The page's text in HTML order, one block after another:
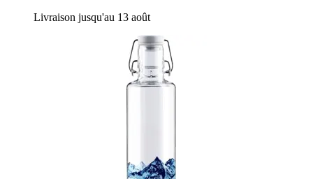
Livraison jusqu'au 13 août